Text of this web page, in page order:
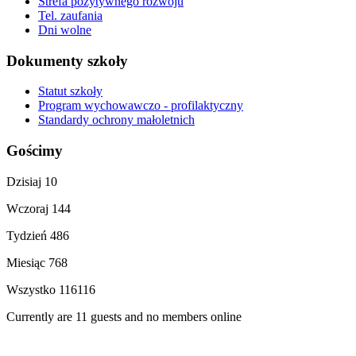
Tel. zaufania
Dni wolne
Dokumenty szkoły
Statut szkoły
Program wychowawczo - profilaktyczny
Standardy ochrony małoletnich
Gościmy
Dzisiaj 10
Wczoraj 144
Tydzień 486
Miesiąc 768
Wszystko 116116
Currently are 11 guests and no members online